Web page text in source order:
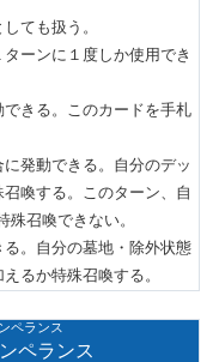
ても扱う。
ーンに１度しか使用でき
きる。このカードを手札
発動できる。自分のデッ
喚する。このターン、自
殊召喚できない。
。自分の墓地・除外状態
るか特殊召喚する。
ペランス
ペランス